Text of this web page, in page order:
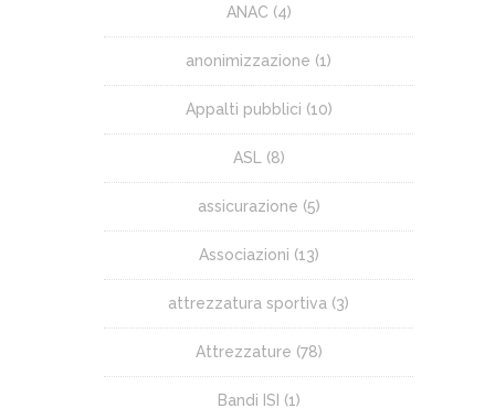
ANAC (4)
anonimizzazione (1)
Appalti pubblici (10)
ASL (8)
assicurazione (5)
Associazioni (13)
attrezzatura sportiva (3)
Attrezzature (78)
Bandi ISI (1)